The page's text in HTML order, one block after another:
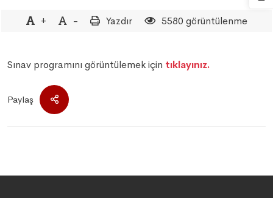
+ - Yazdır 5580 görüntülenme
Sınav programını görüntülemek için tıklayınız.
Paylaş